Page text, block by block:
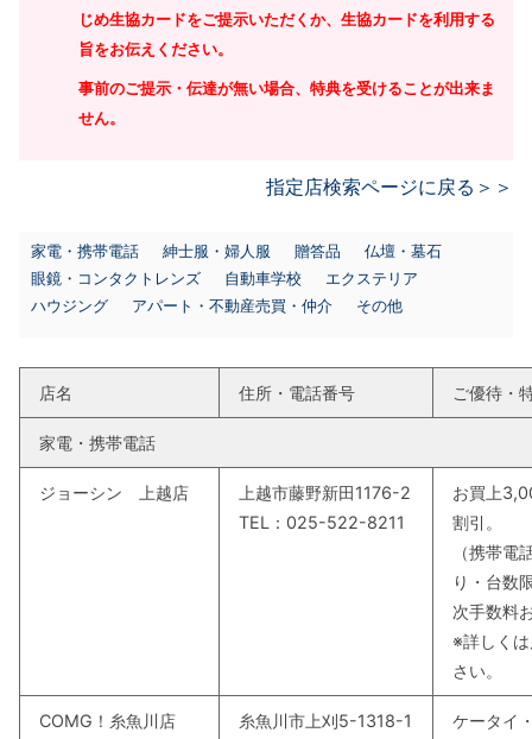
じめ生協カードをご提示いただくか、生協カードを利用する
旨をお伝えください。
事前のご提示・伝達が無い場合、特典を受けることが出来ま
せん。
指定店検索ページに戻る＞＞
家電・携帯電話 紳士服・婦人服 贈答品
仏壇・墓石
眼鏡・コンタクトレンズ
自動車学校
エクステリア
ハウジング
アパート・不動産売買・仲介 その他
店名 住所・電話番号 ご優待・
家電・携帯電話
ジョーシン 上越店
上越市藤野新田1176-2
TEL：025-522-8211
お買上
割引。
（携帯電
り・台数
次手数料
※詳しく
さい。
COMG！糸魚川店
糸魚川市上刈5-1318-1
ケータイ